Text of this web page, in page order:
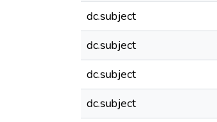
dc.subject
dc.subject
dc.subject
dc.subject